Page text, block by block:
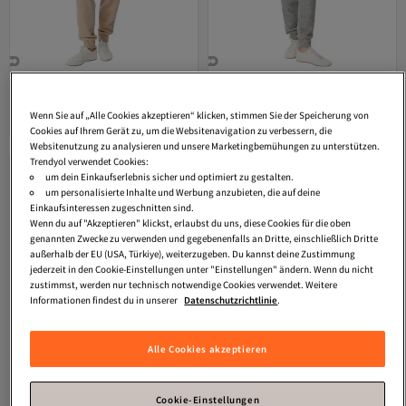
Versand Kostenlos
Gratis Versand
Versand Kostenlos
47,99€
Versand Kostenlos
Gratis Versand
Versand Kostenlos
47,99 €
Wenn Sie auf „Alle Cookies akzeptieren“ klicken, stimmen Sie der Speicherung von
Cookies auf Ihrem Gerät zu, um die Websitenavigation zu verbessern, die
Websitenutzung zu analysieren und unsere Marketingbemühungen zu unterstützen.
Trendyol verwendet Cookies:
um dein Einkaufserlebnis sicher und optimiert zu gestalten.
um personalisierte Inhalte und Werbung anzubieten, die auf deine
Einkaufsinteressen zugeschnitten sind.
Wenn du auf "Akzeptieren" klickst, erlaubst du uns, diese Cookies für die oben
genannten Zwecke zu verwenden und gegebenenfalls an Dritte, einschließlich Dritte
außerhalb der EU (USA, Türkiye), weiterzugeben. Du kannst deine Zustimmung
jederzeit in den Cookie-Einstellungen unter "Einstellungen" ändern. Wenn du nicht
zustimmst, werden nur technisch notwendige Cookies verwendet. Weitere
Informationen findest du in unserer Datenschutzrichtlinie.
Alle Cookies akzeptieren
Cookie-Einstellungen